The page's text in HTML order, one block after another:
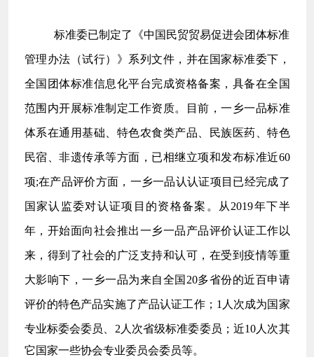
标准委已制定了《中国民贸贸易促进会团体标准
管理办法（试行）》系列文件，并在国家标准委下，
全国团体标准信息化平台完成资格备案，具备在全国
范围内开展标准制定工作资质。目前，一乡一品标准
体系在通用基础、特色农食类产品、民族医药、特色
民宿、非遗传承等方面，已相继立项和发布标准近60
项;在产品评价方面，一乡一品认认证项目已经完成了
国家认监委对认证项目的资格备案。从2019年下半
年，开始面向社会推出一乡一品产品评价认证工作以
来，得到了社会的广泛支持和认可，在受到疫情等重
大影响下，一乡一品为来自全国 20多省份的近百申请
评价的特色产品实施了产品认证工作； 1人次成为国家
专业标委会委员、2人次省级标准委委员；近10人次其
它国家一些协会专业委员会委员等。